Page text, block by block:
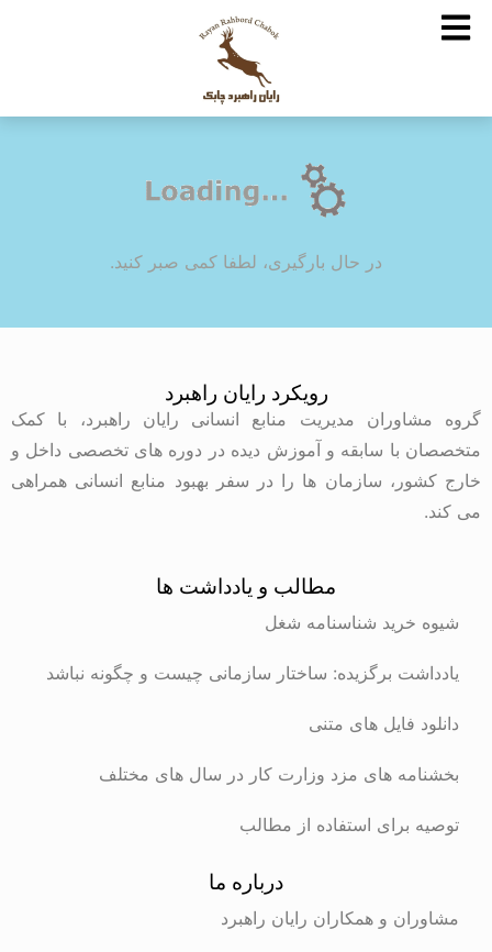
در حال بارگیری، لطفا کمی صبر کنید.
رویکرد رایان راهبرد
گروه مشاوران مدیریت منابع انسانی رایان راهبرد، با کمک
متخصصان با سابقه و آموزش دیده در دوره های تخصصی داخل و
خارج کشور، سازمان ها را در سفر بهبود منابع انسانی همراهی
می کند.
مطالب و یادداشت ها
شیوه خرید شناسنامه شغل
یادداشت برگزیده: ساختار سازمانی چیست و چگونه نباشد
دانلود فایل های متنی
بخشنامه های مزد وزارت کار در سال های مختلف
توصیه برای استفاده از مطالب
درباره ما
مشاوران و همکاران رایان راهبرد